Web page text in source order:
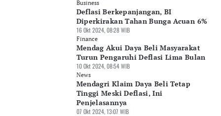
Business
Deflasi Berkepanjangan, BI
Diperkirakan Tahan Bunga Acuan 6%
16 Okt 2024, 08:28 WIB
Finance
Mendag Akui Daya Beli Masyarakat
Turun Pengaruhi Deflasi Lima Bulan
10 Okt 2024, 08:54 WIB
News
Mendagri Klaim Daya Beli Tetap
Tinggi Meski Deflasi, Ini
Penjelasannya
07 Okt 2024, 13:07 WIB